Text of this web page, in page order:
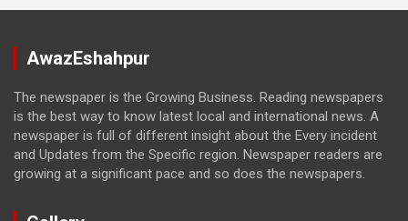
AwazEshahpur
The newspaper is the Growing Business. Reading newspapers
is the best way to know latest local and international news. A
newspaper is full of different insight about the Every incident
and Updates from the Specific region. Newspaper readers are
growing at a significant pace and so does the newspapers.